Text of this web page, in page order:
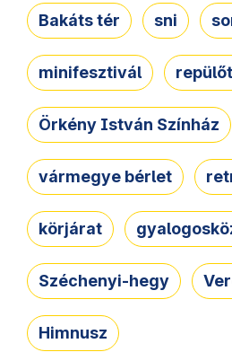
Bakáts tér sni
minifesztivál
Örkény István Színház
vármegye bérlet
körjárat
Széchenyi-hegy
Himnusz